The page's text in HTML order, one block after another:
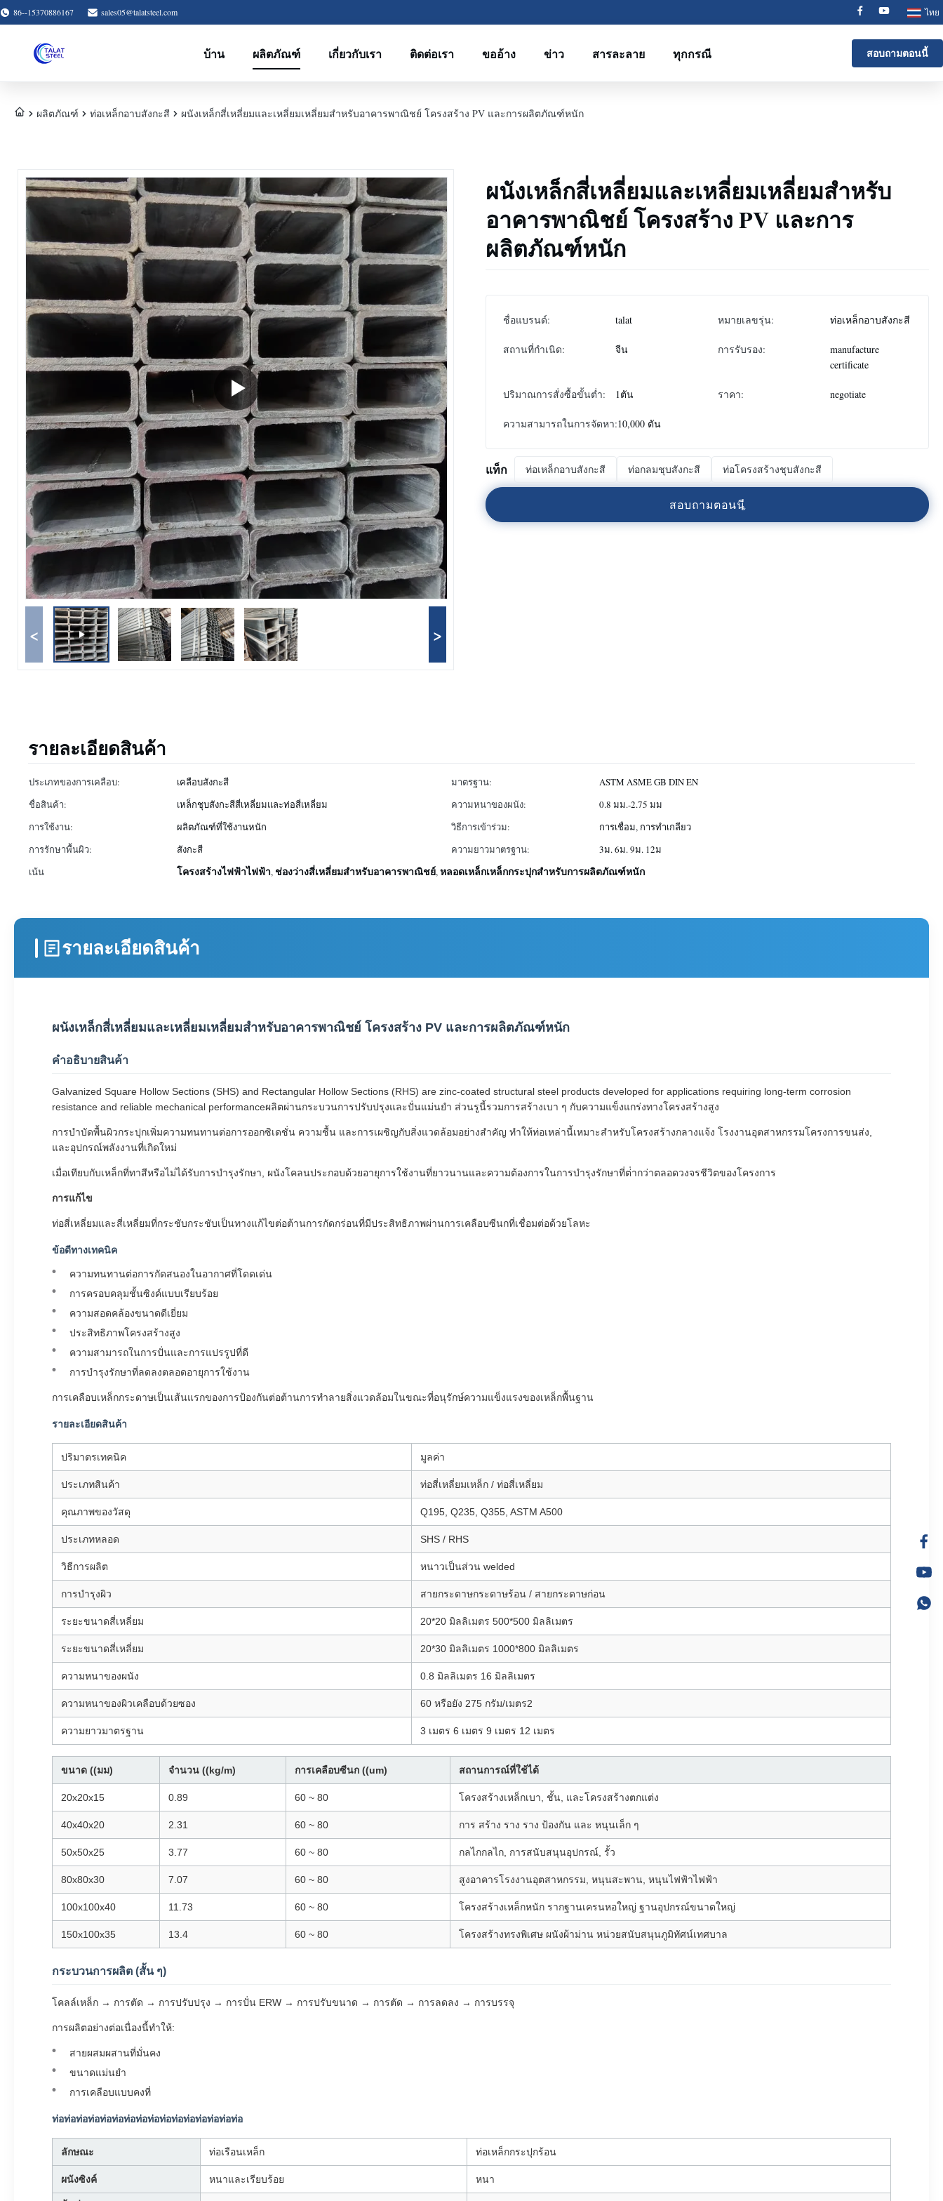
86--15370886167 sales05@talatsteel.com ไทย
บ้าน ผลิตภัณฑ์ เกี่ยวกับเรา ติดต่อเรา ขออ้าง ข่าว สารละลาย ทุกกรณี สอบถามตอนนี้
ผลิตภัณฑ์ ท่อเหล็กอาบสังกะสี ผนังเหล็กสี่เหลี่ยมและเหลี่ยมเหลี่ยมสําหรับอาคารพาณิชย์ โครงสร้าง PV และการผลิตภัณฑ์หนัก
< >
ผนังเหล็กสี่เหลี่ยมและเหลี่ยมเหลี่ยมสําหรับ
อาคารพาณิชย์ โครงสร้าง PV และการ
ผลิตภัณฑ์หนัก
ชื่อแบรนด์: talat หมายเลขรุ่น: ท่อเหล็กอาบสังกะสี
สถานที่กำเนิด: จีน การรับรอง:
manufacture
certificate
ปริมาณการสั่งซื้อขั้นต่ำ: 1ตัน ราคา: negotiate
ความสามารถในการจัดหา:10,000 ตัน
แท็ก ท่อเหล็กอาบสังกะสี ท่อกลมชุบสังกะสี ท่อโครงสร้างชุบสังกะสี
สอบถามตอนน
รายละเอียดสินค้า
ประเภทของการเคลือบ: เคลือบสังกะสี มาตรฐาน:
ASTM ASME GB DIN EN
ชื่อสินค้า:
เหล็กชุบสังกะสีสี่เหลี่ยมและท่อสี่เหลี่ยม ความหนาของผนัง:
0.8 มม.-2.75 มม
การใช้งาน:
ผลิตภัณฑ์ที่ใช้งานหนัก วิธีการเข้าร่วม:
การเชื่อม, การทำเกลียว
การรักษาพื้นผิว:
สังกะสี ความยาวมาตรฐาน:
3ม. 6ม. 9ม. 12ม
เน้น
โครงสร้างไฟฟ้าไฟฟ้า, ช่องว่างสี่เหลี่ยมสําหรับอาคารพาณิชย์,หลอดเหล็กเหล็กกระปุกสําหรับการผลิตภัณฑ์หนัก
รายละเอียดสินค้า
ผนังเหล็กสี่เหลี่ยมและเหลี่ยมเหลี่ยมสําหรับอาคารพาณิชย์ โครงสร้าง PV และการผลิตภัณฑ์หนัก
คําอธิบายสินค้า
Galvanized Square Hollow Sections (SHS) and Rectangular Hollow Sections (RHS) are zinc-coated structural steel products developed for applications requiring long-term corrosion
resistance and reliable mechanical performanceผลิตผ่านกระบวนการปรับปรุงและปั่นแม่นยํา ส่วนรูนี้รวมการสร้างเบา ๆ กับความแข็งแกร่งทางโครงสร้างสูง
การบําบัดพื้นผิวกระปุกเพิ่มความทนทานต่อการออกซิเดชั่น ความชื้น และการเผชิญกับสิ่งแวดล้อมอย่างสําคัญ ทําให้ท่อเหล่านี้เหมาะสําหรับโครงสร้างกลางแจ้ง โรงงานอุตสาหกรรมโครงการขนส่ง,
และอุปกรณ์พลังงานที่เกิดใหม่
เมื่อเทียบกับเหล็กที่ทาสีหรือไม่ได้รับการบํารุงรักษา, ผนังโคลนประกอบด้วยอายุการใช้งานที่ยาวนานและความต้องการในการบํารุงรักษาที่ต่ํากว่าตลอดวงจรชีวิตของโครงการ
การแก้ไข
ท่อสี่เหลี่ยมและสี่เหลี่ยมที่กระชับกระชับเป็นทางแก้ไขต่อต้านการกัดกร่อนที่มีประสิทธิภาพผ่านการเคลือบซีนกที่เชื่อมต่อด้วยโลหะ
ข้อดีทางเทคนิค
ความทนทานต่อการกัดสนองในอากาศที่โดดเด่น
การครอบคลุมชั้นซิงค์แบบเรียบร้อย
ความสอดคล้องขนาดดีเยี่ยม
ประสิทธิภาพโครงสร้างสูง
ความสามารถในการปั่นและการแปรรูปที่ดี
การบํารุงรักษาที่ลดลงตลอดอายุการใช้งาน
การเคลือบเหล็กกระดาษเป็นเส้นแรกของการป้องกันต่อต้านการทําลายสิ่งแวดล้อมในขณะที่อนุรักษ์ความแข็งแรงของเหล็กพื้นฐาน
รายละเอียดสินค้า
ปริมาตรเทคนิค มูลค่า
ประเภทสินค้า ท่อสี่เหลี่ยมเหล็ก / ท่อสี่เหลี่ยม
คุณภาพของวัสดุ Q195, Q235, Q355, ASTM A500
ประเภทหลอด SHS / RHS
วิธีการผลิต หนาวเป็นส่วน welded
การบํารุงผิว สายกระดาษกระดาษร้อน / สายกระดาษก่อน
ระยะขนาดสี่เหลี่ยม 20*20 มิลลิเมตร 500*500 มิลลิเมตร
ระยะขนาดสี่เหลี่ยม 20*30 มิลลิเมตร 1000*800 มิลลิเมตร
ความหนาของผนัง 0.8 มิลลิเมตร 16 มิลลิเมตร
ความหนาของผิวเคลือบด้วยซอง 60 หรือยัง 275 กรัม/เมตร2
ความยาวมาตรฐาน 3 เมตร 6 เมตร 9 เมตร 12 เมตร
ขนาด ((มม) จํานวน ((kg/m) การเคลือบซีนก ((um) สถานการณ์ที่ใช้ได้
20x20x15 0.89 60 ~ 80 โครงสร้างเหล็กเบา, ชั้น, และโครงสร้างตกแต่ง
40x40x20 2.31 60 ~ 80 การ สร้าง ราง ราง ป้องกัน และ หนุนเล็ก ๆ
50x50x25 3.77 60 ~ 80 กลไกกลไก, การสนับสนุนอุปกรณ์, รั้ว
80x80x30 7.07 60 ~ 80 สูงอาคารโรงงานอุตสาหกรรม, หนุนสะพาน, หนุนไฟฟ้าไฟฟ้า
100x100x40 11.73 60 ~ 80 โครงสร้างเหล็กหนัก รากฐานเครนหอใหญ่ ฐานอุปกรณ์ขนาดใหญ่
150x100x35 13.4 60 ~ 80 โครงสร้างทรงพิเศษ ผนังผ้าม่าน หน่วยสนับสนุนภูมิทัศน์เทศบาล
กระบวนการผลิต (สั้น ๆ)
โคลล์เหล็ก → การตัด → การปรับปรุง → การปั่น ERW → การปรับขนาด → การตัด → การลดลง → การบรรจุ
การผลิตอย่างต่อเนื่องนี้ทําให้:
สายผสมผสานที่มั่นคง
ขนาดแม่นยํา
การเคลือบแบบคงที่
ท่อท่อท่อท่อท่อท่อท่อท่อท่อท่อท่อท่อท่อท่อท่อท่อ
ลักษณะ ท่อเรือนเหล็ก ท่อเหล็กกระปุกร้อน
ผนังซิงค์ หนาและเรียบร้อย หนา